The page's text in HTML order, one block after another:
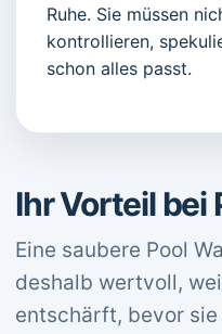
Ruhe. Sie müssen
kontrollieren,
schon alles passt.
Ihr Vorteil bei
Eine saubere Pool
deshalb wertvoll,
entschärft, bevor